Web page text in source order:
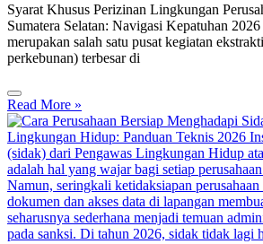
Syarat Khusus Perizinan Lingkungan
Sumatera Selatan: Navigasi Kepatuhan 2026
merupakan salah satu pusat kegiatan
perkebunan) terbesar di
Read More »